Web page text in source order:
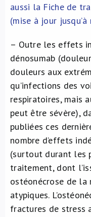
aussi la Fiche de
(mise à jour
– Outre les effets
dénosumab
douleurs aux
qu’infections des
respiratoires, mais
peut être sévère),
publiées ces
nombre d’effets
(surtout durant les
traitement, dont
ostéonécrose de la
atypiques.
fractures de stress